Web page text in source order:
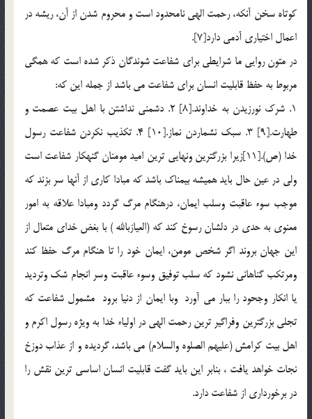
كوتاه سخن آن‏كه، رحمت الهي نامحدود است و محروم شدن از آن، ريشه در
اعمال اختياري آدمي دارد[7].
در متون روايي ما شرايطي براي شفاعت شوندگان ذکر شده است که همگي
مربوط به حفظ قابليت انسان براي شفاعت مي باشد از جمله اين که:
1. شرک نورزيدن به خداوند.[8] 2. دشمني نداشتن با اهل بيت عصمت و
طهارت.[9] 3. سبک نشماردن نماز.[10] 4. تکذيب نکردن شفاعت رسول
خدا (ص).[11]زيرا بزرگترين ونهايي ترين اميد مومنان گنهکار شفاعت است
ولي در عين حال بايد هميشه بيمناک باشد که مبادا کاري از آنها سر بزند که
موجب سوء عاقبت وسلب ايمان، درهنگام مرگ گردد ومبادا علاقه به امور
معنوي به حدي در دلشان رسوخ کند که (العيازبالله ) با بغض خداي متعال از
اين جهان بروند اگر شخص مومن، ايمان خود را تا هنگام مرگ حفظ کند
ومرتکب گناهاني نشود که سلب توفيق وسوء عاقبت وسر انجام شک وترديد
يا انکار وجحود را ببار مي آورد وبا ايمان از دنيا برود مشمول شفاعت که
تجلي بزرگترين وفراگير ترين رحمت الهي در اولياء خدا به ويژه رسول اکرم و
اهل بيت کرامش (عليهم الصلوه والسلام) مي باشد، گرديده و از عذاب دوزخ
نجات خواهد يافت ، بنابر اين بايد گفت قابليت انسان اساسي ترين نقش را
در برخورداري از شفاعت دارد.